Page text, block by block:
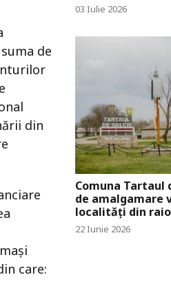
de
din
care:
03 Iulie 2026
Comuna Tartaul
de amalgamare
localități din
22 Iunie 2026